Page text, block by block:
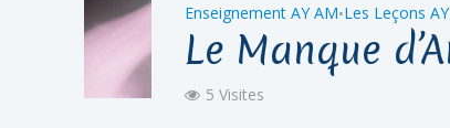
Enseignement AY AM•Les Leçons
Le Manque
5 Visites